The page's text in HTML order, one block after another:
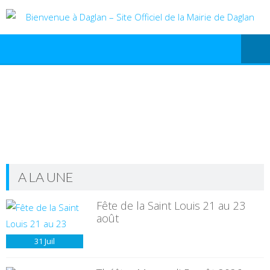
A LA UNE
31 Juil
Fête de la Saint Louis 21 au 23
août